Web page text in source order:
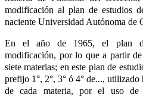
modificación al plan de estudios
naciente Universidad Autónoma de
En el año de 1965, el plan
modificación, por lo que a partir
siete materias; en este plan de
prefijo 1°, 2°, 3° ó 4° de..., utilizado
de cada materia, por el uso